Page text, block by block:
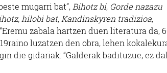
mugarri bat”, Bihotz bi, Gorde nazazu
hilobi bat, Kandinskyren tradizioa,
. “Eremu zabala hartzen duen literatura da,
luzatzen den obra, lehen
die gidariak: “Galderak badituzue, ez